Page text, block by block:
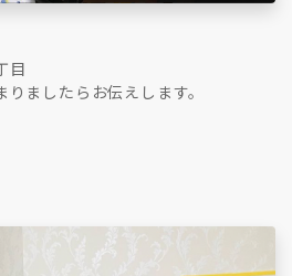
目
ましたらお伝えします。